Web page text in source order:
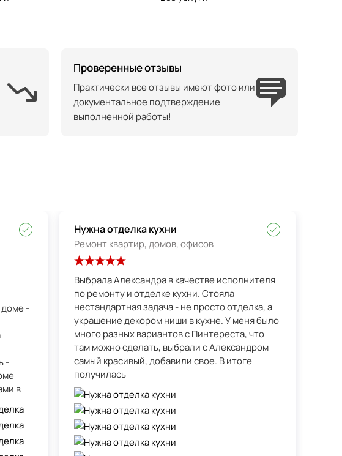
Проверенные отзывы
Практически все отзывы имеют фото или
документальное подтверждение
выполненной работы!
-
-
в
Нужна отделка кухни
Ремонт квартир, домов, офисов
Выбрала Александра в качестве исполнителя
по ремонту и отделке кухни. Стояла
нестандартная задача - не просто отделка, а
украшение декором ниши в кухне. У меня было
много разных вариантов с Пинтереста, что
там можно сделать, выбрали с Александром
самый красивый, добавили свое. В итоге
получилась